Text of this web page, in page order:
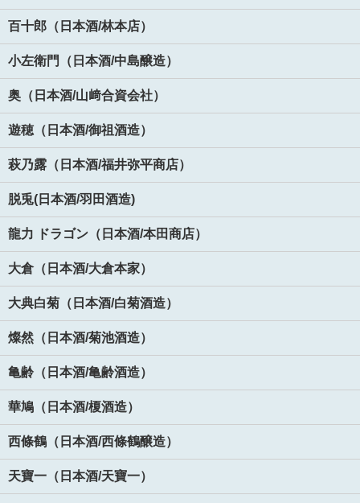
百十郎（日本酒/林本店）
小左衛門（日本酒/中島醸造）
奥（日本酒/山﨑合資会社）
遊穂（日本酒/御祖酒造）
萩乃露（日本酒/福井弥平商店）
脱兎(日本酒/羽田酒造)
龍力 ドラゴン（日本酒/本田商店）
大倉（日本酒/大倉本家）
大典白菊（日本酒/白菊酒造）
燦然（日本酒/菊池酒造）
亀齢（日本酒/亀齢酒造）
華鳩（日本酒/榎酒造）
西條鶴（日本酒/西條鶴醸造）
天寶一（日本酒/天寶一）